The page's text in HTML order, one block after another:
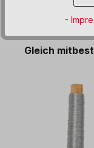
Produktgalerie
Gleich
-